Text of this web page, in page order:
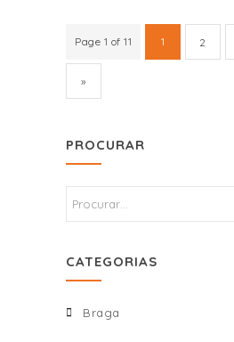
Page 1 of 11 1 2
»
PROCURAR
CATEGORIAS
Braga